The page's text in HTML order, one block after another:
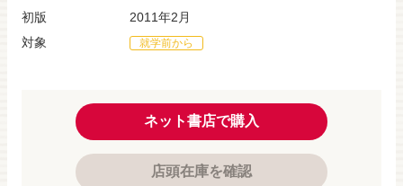
初版
2011年2月
対象
就学前から
ネット書店で購入
店頭在庫を確認